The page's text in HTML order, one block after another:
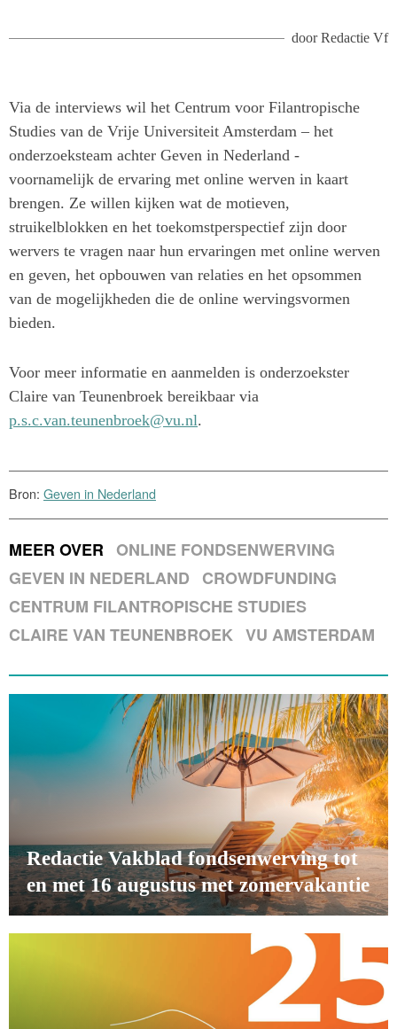
doorRedactie Vf
Via de interviews wil het Centrum voor Filantropische
Studies van de Vrije Universiteit Amsterdam – het
onderzoeksteam achter Geven in Nederland -
voornamelijk de ervaring met online werven in kaart
brengen. Ze willen kijken wat de motieven,
struikelblokken en het toekomstperspectief zijn door
wervers te vragen naar hun ervaringen met online werven
en geven, het opbouwen van relaties en het opsommen
van de mogelijkheden die de online wervingsvormen
bieden.
Voor meer informatie en aanmelden is onderzoekster
Claire van Teunenbroek bereikbaar via
p.s.c.van.teunenbroek@vu.nl.
Bron: Geven in Nederland
MEER OVER ONLINE FONDSENWERVING
GEVEN IN NEDERLAND
CROWDFUNDING
CENTRUM FILANTROPISCHE STUDIES
CLAIRE VAN TEUNENBROEK VU AMSTERDAM
Redactie Vakblad fondsenwerving tot
en met 16 augustus met zomervakantie